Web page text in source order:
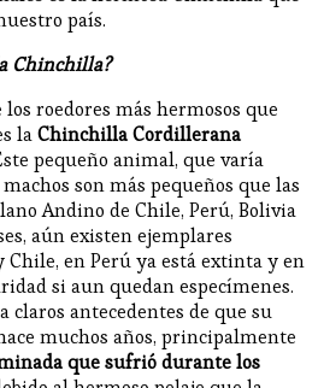
país.
Chinchilla?
roedores más hermosos que
laChinchilla Cordillerana
pequeño animal, que varía
son más pequeños que las
Andino de Chile, Perú, Bolivia
aún existen ejemplares
en Perú ya está extinta y en
si aun quedan especímenes.
antecedentes de que su
muchos años, principalmente
que sufrió durante los